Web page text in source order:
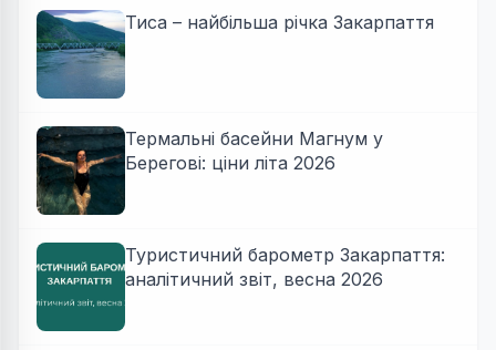
Тиса – найбільша річка Закарпаття
Термальні басейни Магнум у
Берегові: ціни літа 2026
Туристичний барометр Закарпаття:
аналітичний звіт, весна 2026